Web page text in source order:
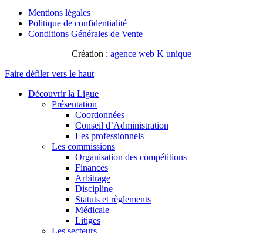
Mentions légales
Politique de confidentialité
Conditions Générales de Vente
Création : agence web K unique
Faire défiler vers le haut
Découvrir la Ligue
Présentation
Coordonnées
Conseil d’Administration
Les professionnels
Les commissions
Organisation des compétitions
Finances
Arbitrage
Discipline
Statuts et règlements
Médicale
Litiges